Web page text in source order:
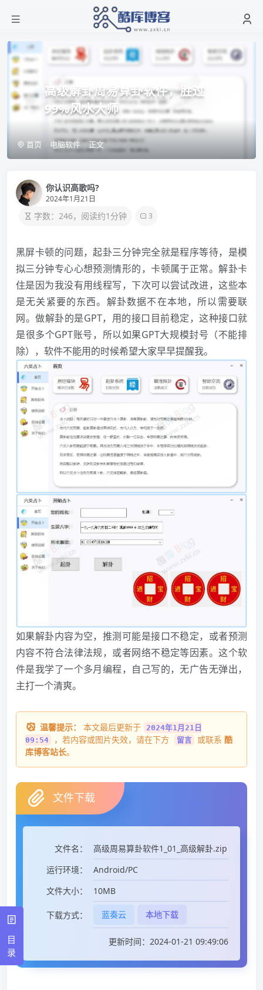
高级解卦周易算卦软件，胜过
99%风水大师
首页 电脑软件 正文
你认识高歌吗?
2024年1月21日
字数：246，阅读约1分钟 3
黑屏卡顿的问题，起卦三分钟完全就是程序等待，是模
拟三分钟专心心想预测情形的，卡顿属于正常。解卦卡
住是因为我没有用线程写，下次可以尝试改进，这些本
是无关紧要的东西。解卦数据不在本地，所以需要联
网。做解卦的是GPT，用的接口目前稳定，这种接口就
是很多个GPT账号，所以如果GPT大规模封号（不能排
除），软件不能用的时候希望大家早早提醒我。
如果解卦内容为空，推测可能是接口不稳定，或者预测
内容不符合法律法规，或者网络不稳定等因素。这个软
件是我学了一个多月编程，自己写的，无广告无弹出，
主打一个清爽。
温馨提示： 本文最后更新于
2024年1月21日
09:54
，若内容或图片失效，请在下方 留言 或联系 酷
库博客站长。
文件下载
文件名：
高级周易算卦软件1_01_高级解卦.zip
运行环境：
Android/PC
文件大小：
10MB
下载方式： 蓝奏云 本地下载
更新时间：2024-01-21 09:49:06
目
录